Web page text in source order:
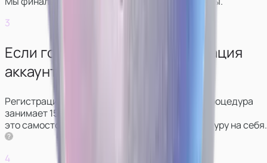
3
Если готовы начать — регистрация
аккаунтов.
Регистрация аккаунтов проходит удаленно: процедура
занимает 15‑20 минут. Можно сделать
это самостоятельно, либо мы возьмём процедуру на себя.
4